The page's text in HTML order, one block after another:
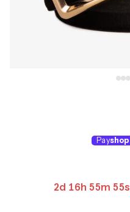
shop
Pay
2d 16h 55m 54s